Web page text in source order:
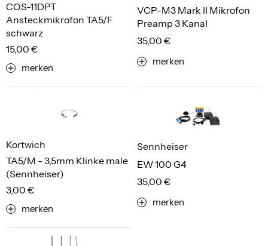
COS-11DPT
Ansteckmikrofon TA5/F
schwarz
15,00 €
merken
VCP-M3 Mark II Mikrofon
Preamp 3 Kanal
35,00 €
merken
TA5/M - 3,5mm Klinke male
(Sennheiser)
Kortwich
3,00 €
merken
EW 100 G4
Sennheiser
35,00 €
merken